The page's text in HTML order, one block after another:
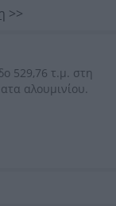
>>
529,76 τ.μ. στη
αλουμινίου.